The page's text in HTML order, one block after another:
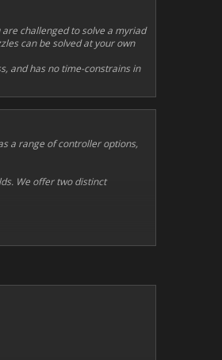
challenged to solve a myriad
can be solved at your own
and has no time-constrains in
a range of controller options,
We offer two distinct